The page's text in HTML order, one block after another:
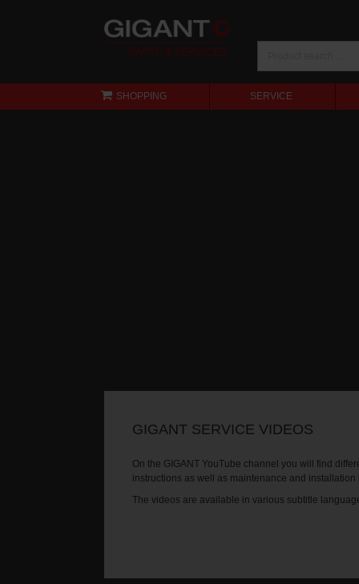
SHOPPING SERVICE
GIGANT SERVICE VIDEOS
On the GIGANT YouTube channel you will find
instructions as well as maintenance and
The videos are available in various subtitle